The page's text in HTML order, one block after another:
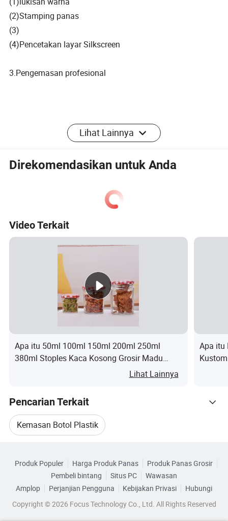
(2)Stamping panas
(3)
(4)Pencetakan layar Silkscreen
3.Pengemasan profesional
Proses Kustomisasi:
Langkah pertama: Mohon beri tahu kebutuhan Anda.
2ndasstep: Kami mencoba memahami konsepsi dan pola
dari Anda dengan konsep sampel atau lihat gambar.
3KStep: Tawarkan penawaran setelah mengonfirmasi
4st Step (Langkah 4st): Membuat sampel untuk
persetujuan.
Langkah 5 st: Atur produksi setelah deposit yang diterima.
6st Step (Langkah 6 st): Mengatur pengiriman setelah
menerima pembayaran akhir.
Langkah 7st: Barang dikirimkan.
8Kt Step: Anda menerima barang.
Layanan kami:
harga kompetitif yang nyata bagi Anda untuk kerjasama
kami.
2) email Anda dapat diputar dalam waktu 12 jam.
ada masalah.
Keterangan: Harga akan disesuaikan menurut jenis
penyebab, seperti penutup permukaan...
Lihat Lainnya
Direkomendasikan untuk Anda
Video Terkait
Apa itu 50ml 100ml 150ml 200ml 250ml
380ml Stoples Kaca Kosong Grosir Madu
Makanan Stoples Kaca untuk Saus dan
Lihat Lainnya
Apa itu
Pencarian Terkait
Kemasan Botol Plastik
Botol Kemasan Plastik Kosmetik
Botol Kosmetik Plastik Kimia
Telusuri menurut Kategori
Produk Populer Harga Produk Panas
Produk Panas Grosir
Pembeli bintang
Situs PC
Wawasan
Amplop
Perjanjian Pengguna Kebijakan Privasi
Hubungi
Copyright © 2026 Focus Technology Co., Ltd. All Rights Reserved